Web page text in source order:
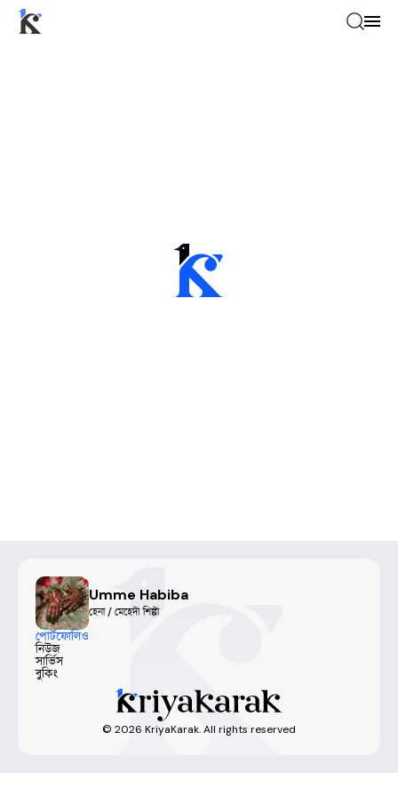
Umme Habiba
হেনা / মেহেদী শিল্পী
পোর্টফোলিও
নিউজ
সার্ভিস
বুকিং
© 2026 KriyaKarak. All rights reserved